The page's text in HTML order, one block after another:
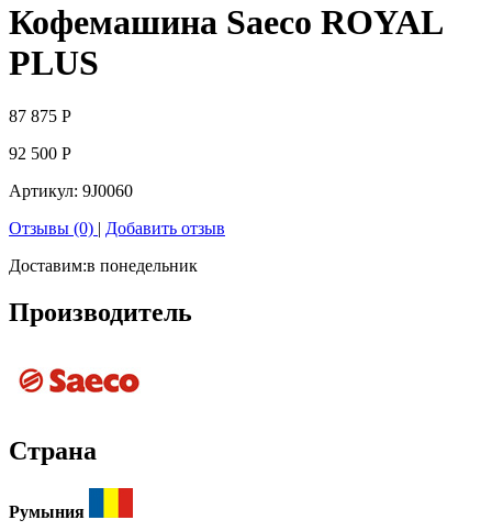
Кофемашина Saeco ROYAL
PLUS
87 875 Р
92 500 Р
Артикул: 9J0060
Отзывы (0) | Добавить отзыв
Доставим:в понедельник
Производитель
Страна
Румыния